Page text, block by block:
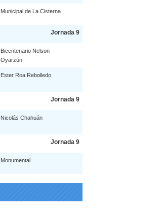
Municipal de La Cisterna
Jornada 9
Bicentenario Nelson
Oyarzún
Ester Roa Rebolledo
Jornada 9
Nicolás Chahuán
Jornada 9
Monumental